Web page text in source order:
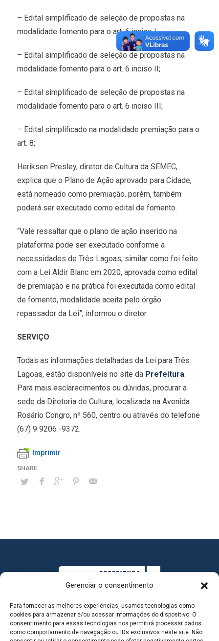
Gerenciar o consentimento
Para fornecer as melhores experiências, usamos tecnologias como
cookies para armazenar e/ou acessar informações do dispositivo. O
consentimento para essas tecnologias nos permitirá processar dados
como comportamento de navegação ou IDs exclusivos neste site. Não
– Edital simplificado de seleção de propostas na
modalidade fomento para o art. 6 inciso I;
– Edital simplificado de seleção de propostas na
modalidade fomento para o art. 6 inciso II;
– Edital simplificado de seleção de propostas na
modalidade fomento para o art. 6 inciso III;
– Edital simplificado na modalidade premiação para o
art. 8;
Heriksen Presley, diretor de Cultura da SEMEC,
explica que o Plano de Ação aprovado para Cidade,
está nomeado como premiação, porém, também
poderá ser executado como edital de fomento.
“Vale ressaltar que o plano de ação inserido na
plataforma pode ser executado conforme a
necessidades de Três Lagoas, similar como foi feito
com a Lei Aldir Blanc em 2020, aprovada como edital
de premiação e na prática foi executada como edital
de fomento, modalidade aceita pelo órgão
repassador da Lei”, informou o diretor.
SERVIÇO
Todas as informações detalhadas da Lei para Três
Lagoas, estão disponíveis no site da Prefeitura.
Para mais esclarecimentos ou dúvidas, procurar a
sede da Diretoria de Cultura, localizada na Avenida
Rosário Congro, nº 560, centro ou através do telefone
(67) 9 9206 -9372.
Imprimir